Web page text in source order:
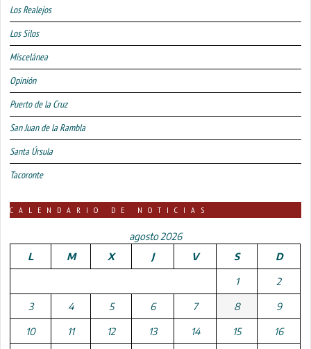
Los Realejos
Los Silos
Miscelánea
Opinión
Puerto de la Cruz
San Juan de la Rambla
Santa Úrsula
Tacoronte
CALENDARIO DE NOTICIAS
agosto 2026
L
M X J V S D
1 2
3 4 5 6 7 8 9
10 11 12 13 14 15 16